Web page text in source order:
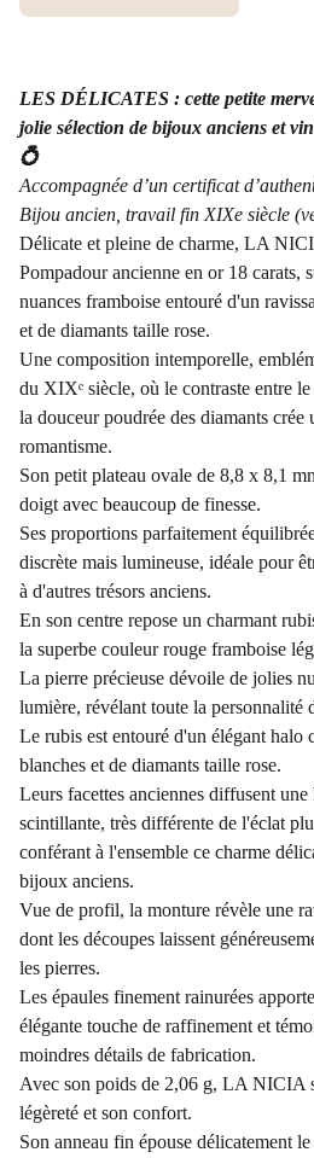
LES DÉLICATES : cette petite
jolie sélection de bijoux anciens et
💍
Accompagnée d’un certificat
Bijou ancien, travail fin XIXe siècle
Délicate et pleine de charme, LA
Pompadour ancienne en or 18 carats,
nuances framboise entouré d'un
et de diamants taille rose.
Une composition intemporelle,
du XIXᵉ siècle, où le contraste entre
la douceur poudrée des diamants crée
romantisme.
Son petit plateau ovale de 8,8 x 8,1
doigt avec beaucoup de finesse.
Ses proportions parfaitement
discrète mais lumineuse, idéale pour
à d'autres trésors anciens.
En son centre repose un charmant
la superbe couleur rouge framboise
La pierre précieuse dévoile de jolies
lumière, révélant toute la personnalité
Le rubis est entouré d'un élégant halo
blanches et de diamants taille rose.
Leurs facettes anciennes diffusent
scintillante, très différente de l'éclat
conférant à l'ensemble ce charme
bijoux anciens.
Vue de profil, la monture révèle une
dont les découpes laissent
les pierres.
Les épaules finement rainurées
élégante touche de raffinement et
moindres détails de fabrication.
Avec son poids de 2,06 g, LA NICIA
légèreté et son confort.
Son anneau fin épouse délicatement